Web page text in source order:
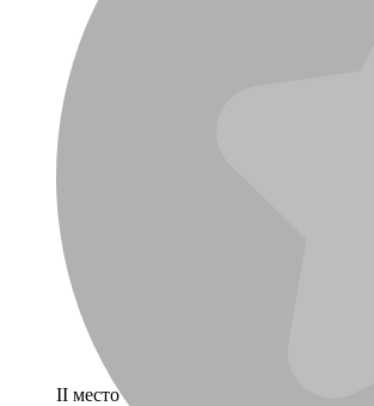
II место